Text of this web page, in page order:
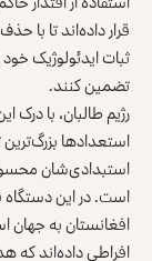
قرار داده‌اند تا با
ثبات ایدئولوژیک
تضمین کنند.
رژیم طالبان، با
استعدادها
استبدادی‌شان
است. در این
افغانستان به جهان
افراطی داده‌اند